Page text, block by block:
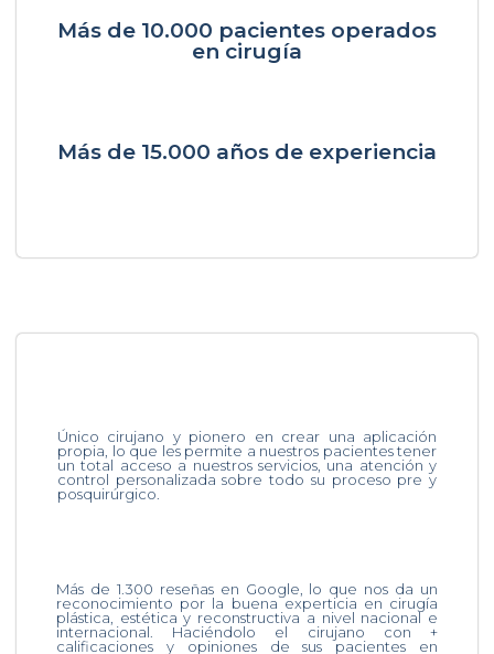
Más de 10.000 pacientes operados
en cirugía
Más de 15.000 años de experiencia
Único cirujano y pionero en crear una aplicación
propia, lo que les permite a nuestros pacientes tener
un total acceso a nuestros servicios, una atención y
control personalizada sobre todo su proceso pre y
posquirúrgico.
Más de 1.300 reseñas en Google, lo que nos da un
reconocimiento por la buena experticia en cirugía
plástica, estética y reconstructiva a nivel nacional e
internacional. Haciéndolo el cirujano con +
calificaciones y opiniones de sus pacientes en